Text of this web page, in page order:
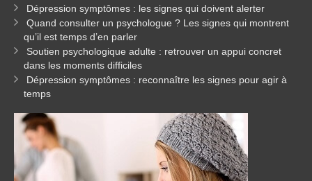
Dépression symptômes : les signes qui doivent alerter
Quand consulter un psychologue ? Les signes qui montrent
qu’il est temps d’en parler
Soutien psychologique adulte : retrouver un appui concret
dans les moments difficiles
Dépression symptômes : reconnaître les signes pour agir à
temps